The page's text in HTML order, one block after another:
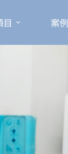
目 案